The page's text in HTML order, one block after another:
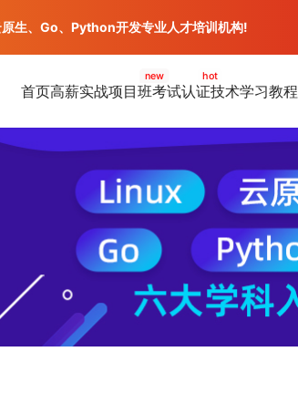
首页高薪实战项目班
new
考试认证
hot
技术学习教程
生、Go、Python开发专业人才培训机构!